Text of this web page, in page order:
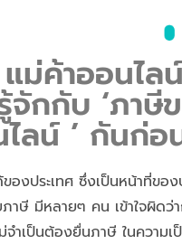
ม่ค้าออนไล
จักกับ ‘ภาษี
ลน์ ’ กันก่อ
องประเทศ ซึ่งเป็นหน้าที่ของ
าษี มีหลายๆ คน เข้าใจผิดว่า
ำเป็นต้องยื่นภาษี ในความเ